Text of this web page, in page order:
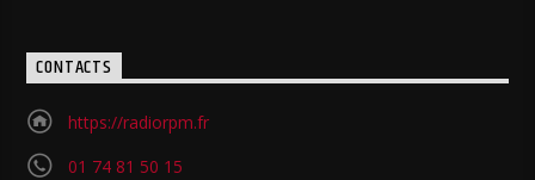
CONTACTS
https://radiorpm.fr
01 74 81 50 15